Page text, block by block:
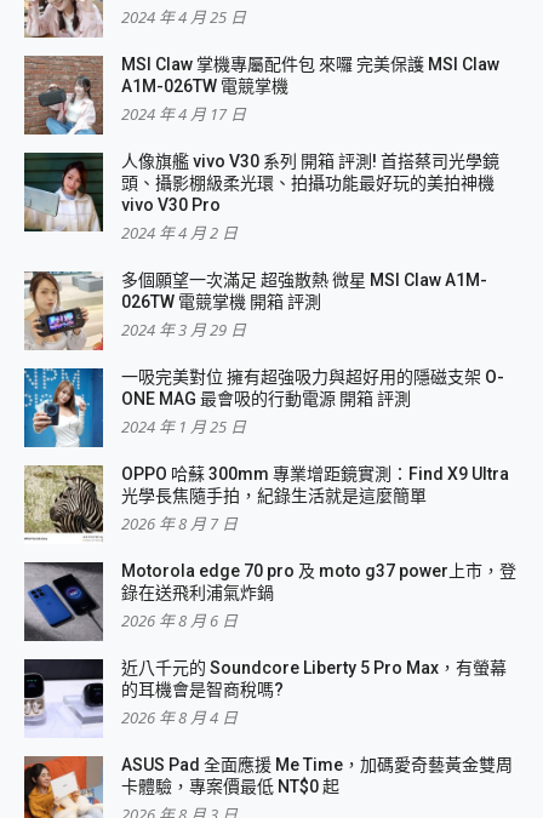
2024 年 4 月 25 日
MSI Claw 掌機專屬配件包 來囉 完美保護 MSI Claw
A1M-026TW 電競掌機
2024 年 4 月 17 日
人像旗艦 vivo V30 系列 開箱 評測! 首搭蔡司光學鏡
頭、攝影棚級柔光環、拍攝功能最好玩的美拍神機
vivo V30 Pro
2024 年 4 月 2 日
多個願望一次滿足 超強散熱 微星 MSI Claw A1M-
026TW 電競掌機 開箱 評測
2024 年 3 月 29 日
一吸完美對位 擁有超強吸力與超好用的隱磁支架 O-
ONE MAG 最會吸的行動電源 開箱 評測
2024 年 1 月 25 日
OPPO 哈蘇 300mm 專業增距鏡實測：Find X9 Ultra
光學長焦隨手拍，紀錄生活就是這麼簡單
2026 年 8 月 7 日
Motorola edge 70 pro 及 moto g37 power上市，登
錄在送飛利浦氣炸鍋
2026 年 8 月 6 日
近八千元的 Soundcore Liberty 5 Pro Max，有螢幕
的耳機會是智商稅嗎?
2026 年 8 月 4 日
ASUS Pad 全面應援 Me Time，加碼愛奇藝黃金雙周
卡體驗，專案價最低 NT$0 起